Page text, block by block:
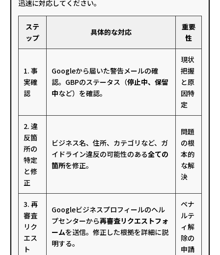
迅速に対応してください。
ステ
ップ
具体的な対応
重要
性
1. 事
実確
認
Googleから届いた警告メールの確
認。GBPのステータス（停止中、保留
中など）を確認。
現状
把握
と原
因特
定
2. 違
反箇
所の
特定
と修
正
ビジネス名、住所、カテゴリなど、ガ
イドライン違反の可能性のある全ての
箇所を修正。
問題
の根
本的
な解
決
3. 再
審査
リク
エス
ト
Googleビジネスプロフィールのヘル
プセンターから再審査リクエストフォ
ームを送信。修正した根拠を詳細に説
明する。
ペナ
ルテ
ィ解
除の
申請